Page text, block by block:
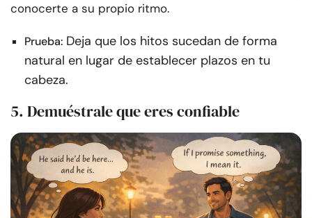
conocerte a su propio ritmo.
Prueba: Deja que los hitos sucedan de forma
natural en lugar de establecer plazos en tu
cabeza.
5. Demuéstrale que eres confiable